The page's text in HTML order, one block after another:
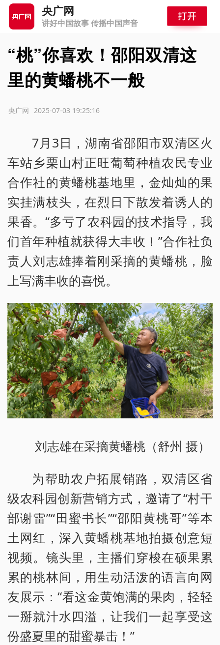
央广网
讲好中国故事 传播中国声音
“桃”你喜欢！邵阳双清这
里的黄蟠桃不一般
2025-07-03 19:25:16
央广网
7月3日，湖南省邵阳市双清区火
车站乡栗山村正旺葡萄种植农民专业
合作社的黄蟠桃基地里，金灿灿的果
实挂满枝头，在烈日下散发着诱人的
果香。“多亏了农科园的技术指导，我
们首年种植就获得大丰收！”合作社负
责人刘志雄捧着刚采摘的黄蟠桃，脸
上写满丰收的喜悦。
刘志雄在采摘黄蟠桃（舒州 摄）
为帮助农户拓展销路，双清区省
级农科园创新营销方式，邀请了“村干
部谢雷”“田蜜书长”“邵阳黄桃哥”等本
土网红，深入黄蟠桃基地拍摄创意短
视频。镜头里，主播们穿梭在硕果累
累的桃林间，用生动活泼的语言向网
友展示：“看这金黄饱满的果肉，轻轻
一掰就汁水四溢，让我们一起享受这
份盛夏里的甜蜜暴击！”